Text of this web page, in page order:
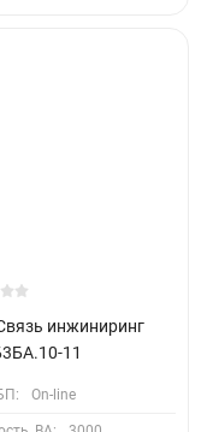
инжиниринг
11
On-line